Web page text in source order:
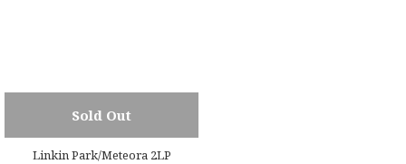
Sold Out
Linkin Park/Meteora 2LP